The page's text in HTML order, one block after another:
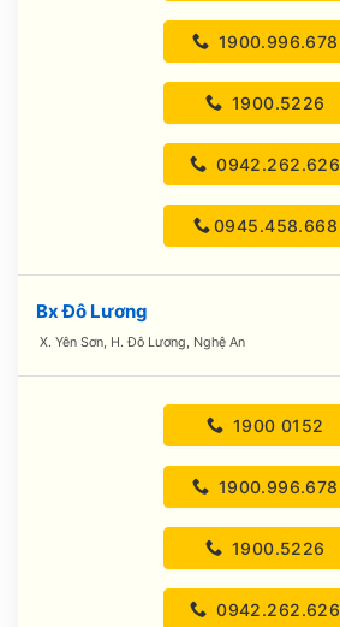
1900.996.678
1900.5226
0942.262.626
0945.458.668
Bx Đô Lương
X. Yên Sơn, H. Đô Lương, Nghệ An
1900 0152
1900.996.678
1900.5226
0942.262.626